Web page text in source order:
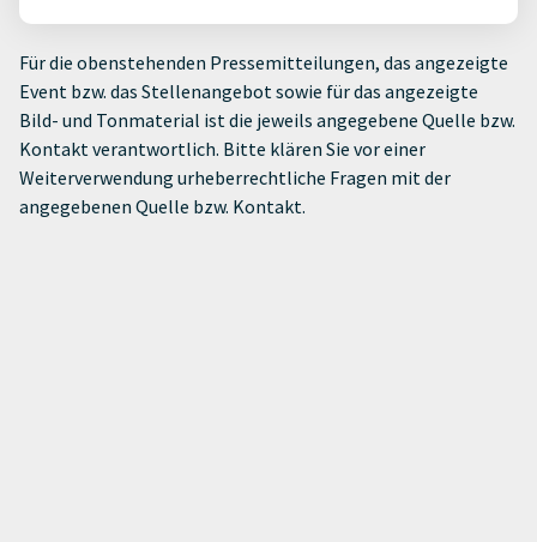
Für die obenstehenden Pressemitteilungen, das angezeigte
Event bzw. das Stellenangebot sowie für das angezeigte
Bild- und Tonmaterial ist die jeweils angegebene Quelle bzw.
Kontakt verantwortlich. Bitte klären Sie vor einer
Weiterverwendung urheberrechtliche Fragen mit der
angegebenen Quelle bzw. Kontakt.